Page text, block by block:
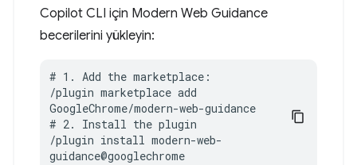
Copilot CLI için Modern Web Guidance
becerilerini yükleyin:
# 1. Add the marketplace:
/plugin marketplace add
GoogleChrome/modern-web-guidance
# 2. Install the plugin
/plugin install modern-web-
guidance@googlechrome